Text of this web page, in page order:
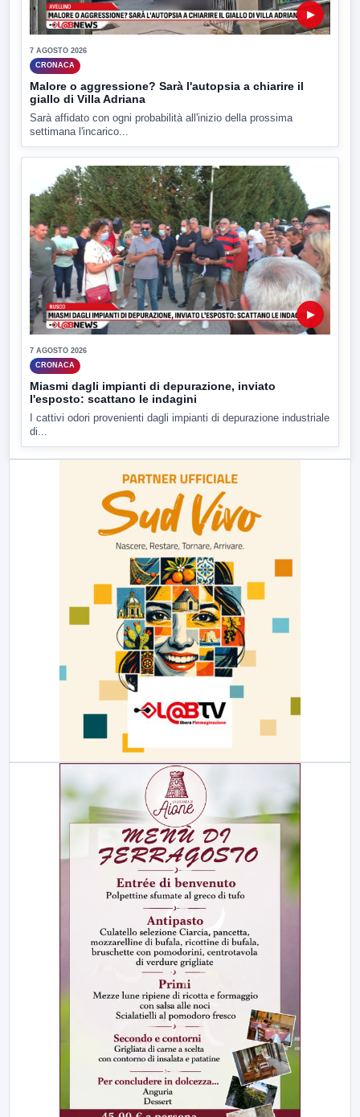
▶
7 AGOSTO 2026
CRONACA
Malore o aggressione? Sarà l'autopsia a chiarire il
giallo di Villa Adriana
Sarà affidato con ogni probabilità all'inizio della prossima
settimana l'incarico...
▶
7 AGOSTO 2026
CRONACA
Miasmi dagli impianti di depurazione, inviato
l'esposto: scattano le indagini
I cattivi odori provenienti dagli impianti di depurazione industriale
di...